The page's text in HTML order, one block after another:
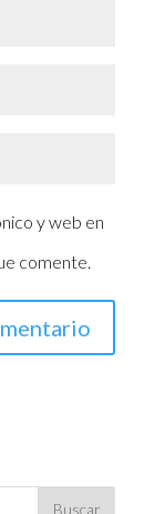
y web en
comente.